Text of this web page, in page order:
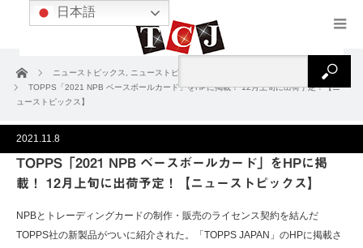
ホーム ニューストピックス ニューストピックス2021
TOPPS「2021 NPB ベースボールカード」をHPに掲載！ 12月上旬に出荷予定！【ニ
ューストピックス】
2021.11.8
TOPPS「2021 NPB ベースボールカード」をHPに掲
載！ 12月上旬に出荷予定！【ニューストピックス】
NPBとトレーディングカードの制作・販売のライセンス契約を結んだ
TOPPS社の新製品がついに紹介された。「TOPPS JAPAN」のHPに掲載さ
日本語